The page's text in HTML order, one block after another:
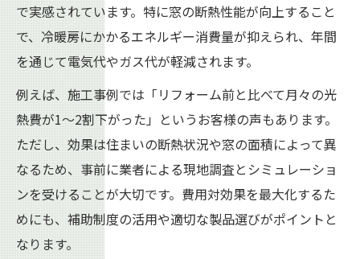
で実感されています。特に窓の断熱性能が向上すること
で、冷暖房にかかるエネルギー消費量が抑えられ、年間
を通じて電気代やガス代が軽減されます。
例えば、施工事例では「リフォーム前と比べて月々の光
熱費が1〜2割下がった」というお客様の声もあります。
ただし、効果は住まいの断熱状況や窓の面積によって異
なるため、事前に業者による現地調査とシミュレーショ
ンを受けることが大切です。費用対効果を最大化するた
めにも、補助制度の活用や適切な製品選びがポイントと
なります。